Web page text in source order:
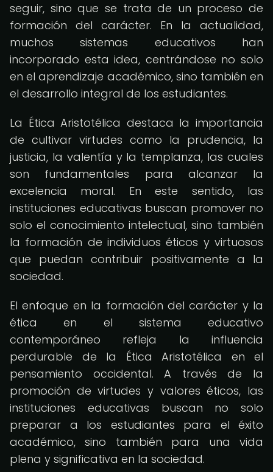
seguir, sino que se trata de un proceso de
formación del carácter. En la actualidad,
muchos sistemas educativos han
incorporado esta idea, centrándose no solo
en el aprendizaje académico, sino también en
el desarrollo integral de los estudiantes.
La Ética Aristotélica destaca la importancia
de cultivar virtudes como la prudencia, la
justicia, la valentía y la templanza, las cuales
son fundamentales para alcanzar la
excelencia moral. En este sentido, las
instituciones educativas buscan promover no
solo el conocimiento intelectual, sino también
la formación de individuos éticos y virtuosos
que puedan contribuir positivamente a la
sociedad.
El enfoque en la formación del carácter y la
ética en el sistema educativo
contemporáneo refleja la influencia
perdurable de la Ética Aristotélica en el
pensamiento occidental. A través de la
promoción de virtudes y valores éticos, las
instituciones educativas buscan no solo
preparar a los estudiantes para el éxito
académico, sino también para una vida
plena y significativa en la sociedad.